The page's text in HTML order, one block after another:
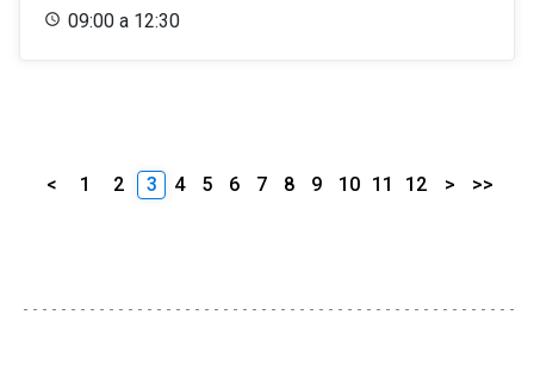
09:00 a 12:30
< 1 2 3 4 5 6 7 8 9 10 11 12 > >>